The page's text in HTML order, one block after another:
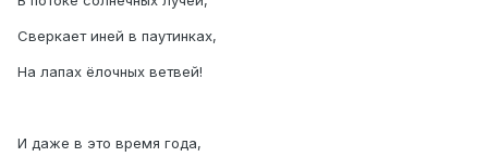
Сверкает иней в паутинках,
На лапах ёлочных ветвей!
И даже в это время года,